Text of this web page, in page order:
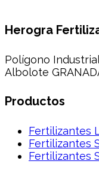
Herogra
Polígono
Albolote
Productos
Fertilizantes
Fertilizantes
Fertilizantes